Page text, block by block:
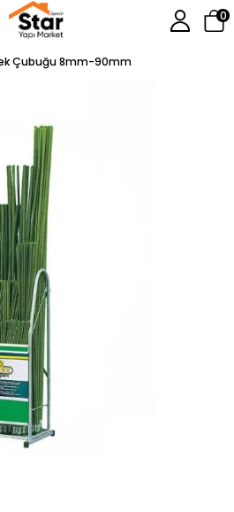
0
Çubuğu 8mm-90mm